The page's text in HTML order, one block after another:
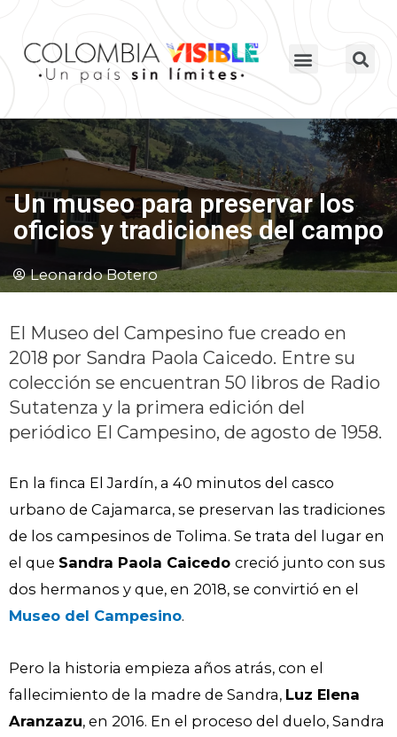
Un museo para preservar los
oficios y tradiciones del campo
Leonardo Botero
El Museo del Campesino fue creado en
2018 por Sandra Paola Caicedo. Entre su
colección se encuentran 50 libros de Radio
Sutatenza y la primera edición del
periódico El Campesino, de agosto de 1958.
En la finca El Jardín, a 40 minutos del casco
urbano de Cajamarca, se preservan las tradiciones
de los campesinos de Tolima. Se trata del lugar en
el que Sandra Paola Caicedo creció junto con sus
dos hermanos y que, en 2018, se convirtió en el
Museo del Campesino.
Pero la historia empieza años atrás, con el
fallecimiento de la madre de Sandra, Luz Elena
Aranzazu, en 2016. En el proceso del duelo, Sandra